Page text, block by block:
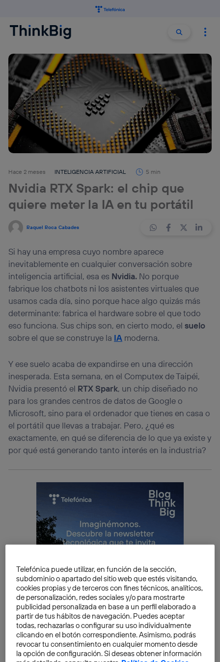
Buscar
Hace 2 meses INTELIGENCIA ARTIFICIAL 5 min
Nvidia RTX Spark: el chip que
quiere meter la IA en tu portátil
Raquel Roca Cabades
Si hay una empresa cuyo nombre aparece
inevitablemente en cualquier conversación sobre
inteligencia artificial, esa es Nvidia. No porque
fabrique los chatbots ni los asistentes virtuales que
usamos cada día, sino porque hace algo quizás más
determinante: fabrica el hardware sobre el que todo
eso funciona. Sus chips son, en cierto modo, elsuelo
sobre el que se construye la IA moderna.
Y ese suelo acaba de expandirse en una dirección
inesperada. Esta semana, en el Computex de Taipéi,
Nvidia presentó el RTX Spark, un chip diseñado no
para los grandes centros de datos de Google o
Microsoft, sino para el ordenador que tienes en casa o
el portátil que llevas a trabajar. Pero, ¿qué es
exactamente, en qué se diferencia de lo que ya existe y
por qué está generando tanto interés en la industria?
Telefónica puede utilizar, en función de la sección,
subdominio o apartado del sitio web que estés visitando,
cookies propias y de terceros con fines técnicos, analíticos,
de personalización, redes sociales y/o para mostrarte
publicidad personalizada en base a un perfil elaborado a
partir de tus hábitos de navegación. Puedes aceptar
todas, rechazarlas o configurar su uso individualmente
clicando en el botón correspondiente. Asimismo, podrás
revocar tu consentimiento en cualquier momento desde
la opción de configuración. Si deseas obtener información